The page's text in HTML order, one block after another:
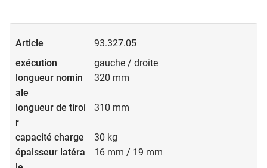
93.327.05
gauche / droite
320 mm
310 mm
30 kg
16 mm / 19 mm